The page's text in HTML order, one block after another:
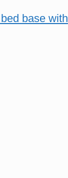
base with